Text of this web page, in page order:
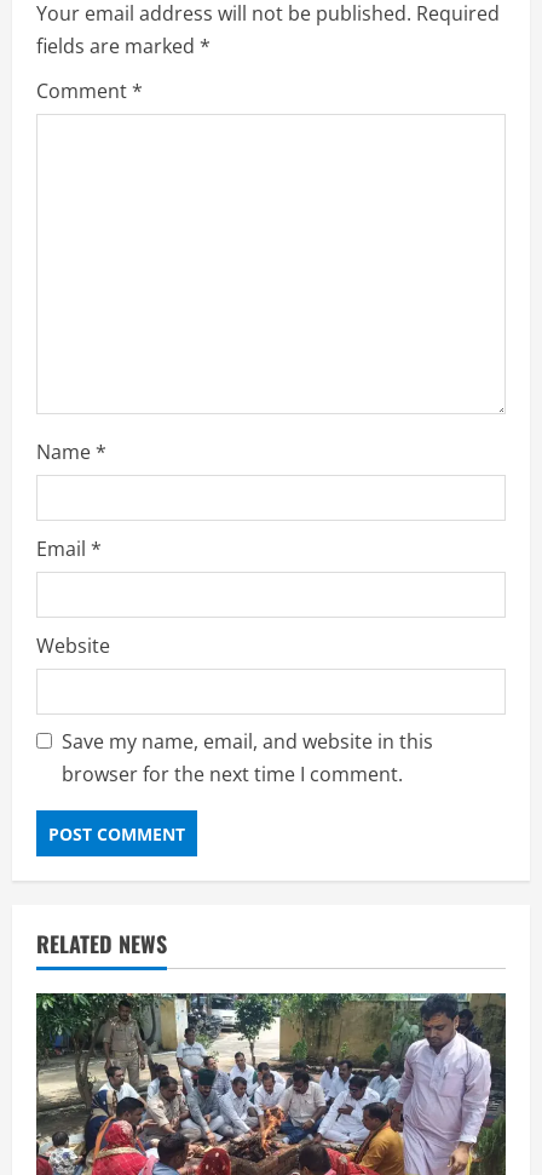
R
e
Your email address will not be published. Required
fields are marked *
Comment*
Name*
Email *
Website
Save my name, email, and website in this
browser for the next time I comment.
RELATED NEWS